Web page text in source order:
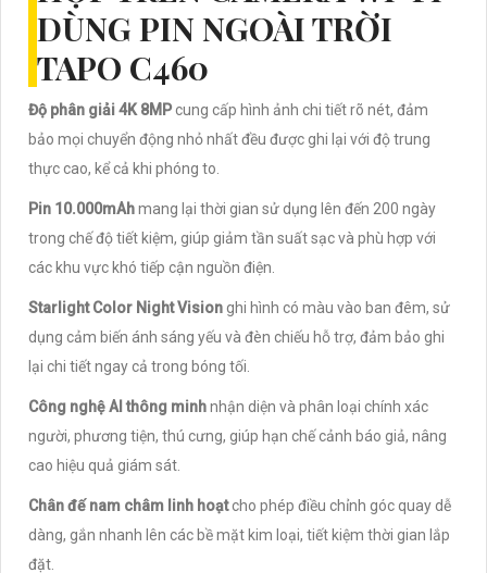
DÙNG PIN NGOÀI TRỜI
TAPO C460
Độ phân giải 4K 8MPcung cấp hình ảnh chi tiết rõ nét, đảm
bảo mọi chuyển động nhỏ nhất đều được ghi lại với độ trung
thực cao, kể cả khi phóng to.
Pin 10.000mAhmang lại thời gian sử dụng lên đến 200 ngày
trong chế độ tiết kiệm, giúp giảm tần suất sạc và phù hợp với
các khu vực khó tiếp cận nguồn điện.
Starlight Color Night Vision ghi hình có màu vào ban đêm, sử
dụng cảm biến ánh sáng yếu và đèn chiếu hỗ trợ, đảm bảo ghi
lại chi tiết ngay cả trong bóng tối.
Công nghệ AI thông minhnhận diện và phân loại chính xác
người, phương tiện, thú cưng, giúp hạn chế cảnh báo giả, nâng
cao hiệu quả giám sát.
Chân đế nam châm linh hoạtcho phép điều chỉnh góc quay dễ
dàng, gắn nhanh lên các bề mặt kim loại, tiết kiệm thời gian lắp
đặt.